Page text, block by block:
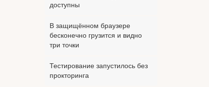
доступны
В защищённом браузере
бесконечно грузится и видно
три точки
Тестирование запустилось без
прокторинга